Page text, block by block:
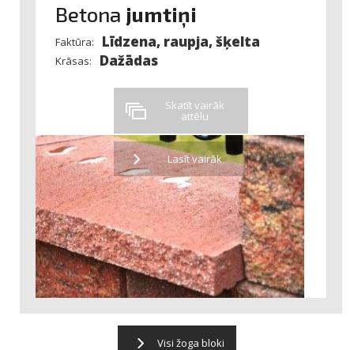
Betona jumtiņi
Faktūra: Līdzena, raupja, šķelta
Krāsas: Dažādas
Skatīt vairāk
attēlu
Lasīt vairāk
Visi žoga bloki